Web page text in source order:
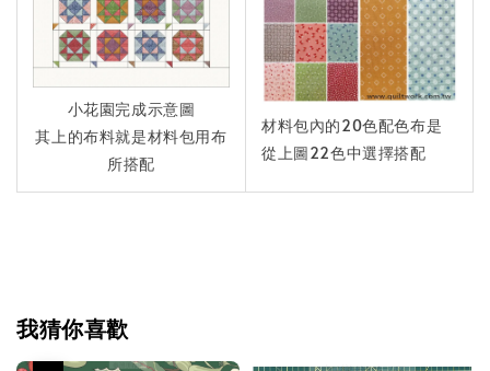
小花園完成示意圖
其上的布料就是材料包用布
所搭配
材料包內的20色配色布是
從上圖22色中選擇搭配
我猜你喜歡